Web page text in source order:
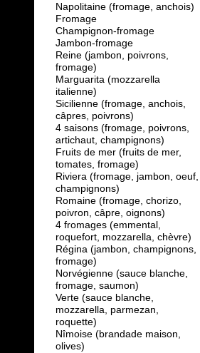
Napolitaine (fromage, anchois)
Fromage
Champignon-fromage
Jambon-fromage
Reine (jambon, poivrons,
fromage)
Marguarita (mozzarella
italienne)
Sicilienne (fromage, anchois,
câpres, poivrons)
4 saisons (fromage, poivrons,
artichaut, champignons)
Fruits de mer (fruits de mer,
tomates, fromage)
Riviera (fromage, jambon, oeuf,
champignons)
Romaine (fromage, chorizo,
poivron, câpre, oignons)
4 fromages (emmental,
roquefort, mozzarella, chèvre)
Régina (jambon, champignons,
fromage)
Norvégienne (sauce blanche,
fromage, saumon)
Verte (sauce blanche,
mozzarella, parmezan,
roquette)
Nîmoise (brandade maison,
olives)